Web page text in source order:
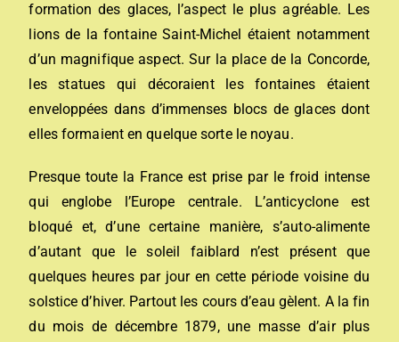
formation des glaces, l’aspect le plus agréable. Les
lions de la fontaine Saint-Michel étaient notamment
d’un magnifique aspect. Sur la place de la Concorde,
les statues qui décoraient les fontaines étaient
enveloppées dans d’immenses blocs de glaces dont
elles formaient en quelque sorte le noyau.
Presque toute la France est prise par le froid intense
qui englobe l’Europe centrale. L’anticyclone est
bloqué et, d’une certaine manière, s’auto-alimente
d’autant que le soleil faiblard n’est présent que
quelques heures par jour en cette période voisine du
solstice d’hiver. Partout les cours d’eau gèlent. A la fin
du mois de décembre 1879, une masse d’air plus